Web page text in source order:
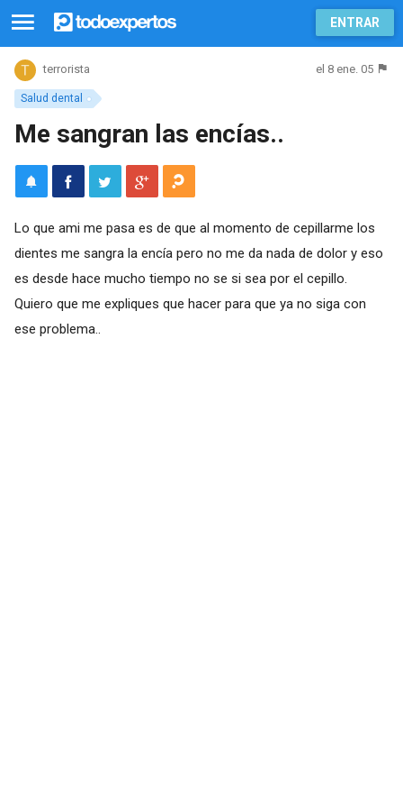
ENTRAR
Salud dental
terrorista el 8 ene. 05
Me sangran las encías..
Lo que ami me pasa es de que al momento de cepillarme los
dientes me sangra la encía pero no me da nada de dolor y eso
es desde hace mucho tiempo no se si sea por el cepillo.
Quiero que me expliques que hacer para que ya no siga con
ese problema..